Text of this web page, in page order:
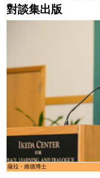
對談集出版
薩拉・維德博士